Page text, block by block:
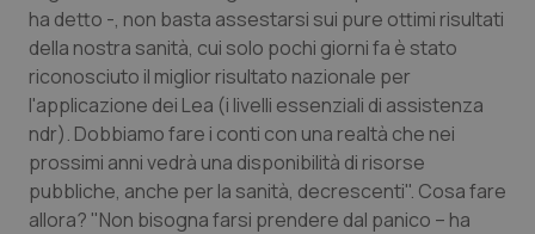
Veneto
Oncoematologia
Oncologia & Nutrizione
Psoriasi & pelle
Quotidiano Cardiologia
ha detto -, non basta assestarsi sui pure ottimi risultati
della nostra sanità, cui solo pochi giorni fa è stato
riconosciuto il miglior risultato nazionale per
l'applicazione dei Lea (i livelli essenziali di assistenza
ndr). Dobbiamo fare i conti con una realtà che nei
prossimi anni vedrà una disponibilità di risorse
pubbliche, anche per la sanità, decrescenti". Cosa fare
allora? "Non bisogna farsi prendere dal panico – ha